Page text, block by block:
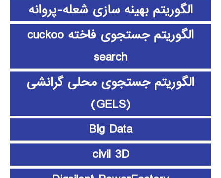
الگوریتم بهینه سازی شعله-پروانه
الگوریتم جستجوی فاخته cuckoo
search
الگوریتم جستجوی محلی گرانشی
(GELS)
Big Data
civil 3D